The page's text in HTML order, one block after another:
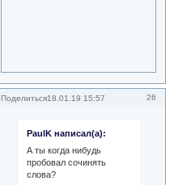
Поделиться 26
18.01.19 15:57
PaulK написал(а):
А ты когда нибудь
пробовал сочинять
слова?